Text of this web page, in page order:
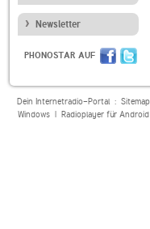
Newsletter
PHONOSTAR AUF
Dein Internetradio-Portal : Sitemap
Windows| Radioplayer für Android